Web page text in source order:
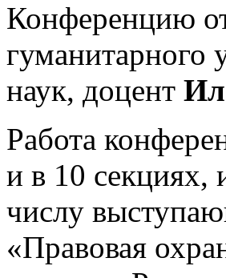
Конференцию
гуманитарного
наук, доцент
Работа
и в 10
числу
«Правовая